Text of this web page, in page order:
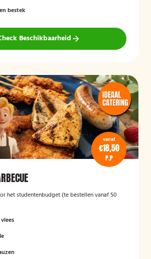
bestek
Beschikbaarheid
vanaf
€18,50
P.P
het studentenbudget (te bestellen vanaf 50